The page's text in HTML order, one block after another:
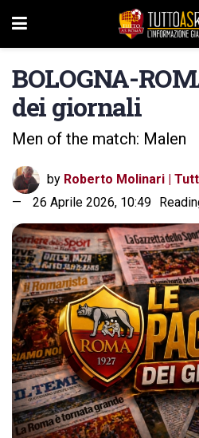
BOLOGNA-
dei giornali
Men of the match: Malen
by Roberto Molinari |
26 Aprile 2026, 10:49